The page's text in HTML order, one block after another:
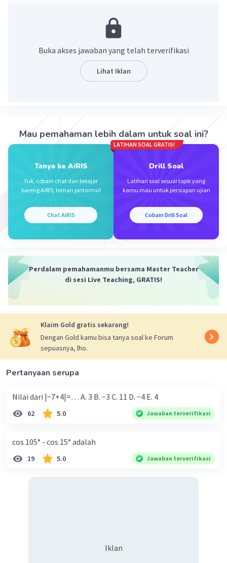
Level 13
17 November 2023 01:50
jarak titik R ke diagonal PM = ½ x 13 = 6,5 cm
Buka akses jawaban yang telah terverifikasi
Lihat Iklan
Mau pemahaman lebih dalam untuk soal ini?
Tanya ke AiRIS
Yuk, cobain chat dan belajar
bareng AiRIS, teman pintarmu!
Chat AiRIS
LATIHAN SOAL GRATIS!
Drill Soal
Latihan soal sesuai topik yang
kamu mau untuk persiapan ujian
Cobain Drill Soal
Perdalam pemahamanmu bersama Master Teacher
di sesi Live Teaching, GRATIS!
Klaim Gold gratis sekarang!
Dengan Gold kamu bisa tanya soal ke Forum
sepuasnya, lho.
Pertanyaan serupa
Nilai dari |−7+4|=… A. 3 B. −3 C. 11 D. −4 E. 4
62 5.0 Jawaban terverifikasi
cos 105° - cos 15° adalah
19 5.0 Jawaban terverifikasi
Iklan